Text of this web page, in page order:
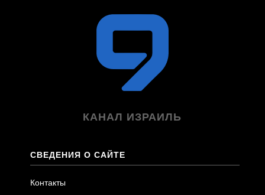
КАНАЛ ИЗРАИЛЬ
СВЕДЕНИЯ О САЙТЕ
Контакты